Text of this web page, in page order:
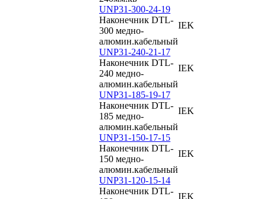
UNP31-300-24-19
Наконечник DTL-
300 медно-
алюмин.кабельный
IEK
UNP31-240-21-17
Наконечник DTL-
240 медно-
алюмин.кабельный
IEK
UNP31-185-19-17
Наконечник DTL-
185 медно-
алюмин.кабельный
IEK
UNP31-150-17-15
Наконечник DTL-
150 медно-
алюмин.кабельный
IEK
UNP31-120-15-14
Наконечник DTL-
IEK